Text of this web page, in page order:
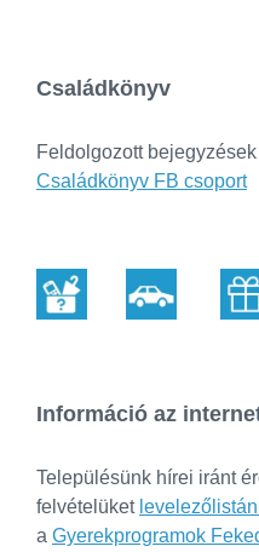
Családkönyv
Feldolgozott
Családkönyv FB csoport
Információ az
Településünk hírei iránt
felvételüket
a Gyerekprogramok